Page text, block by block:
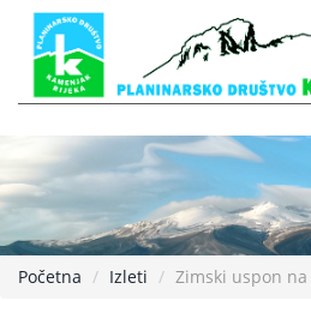
Početna Izleti Zimski uspon na